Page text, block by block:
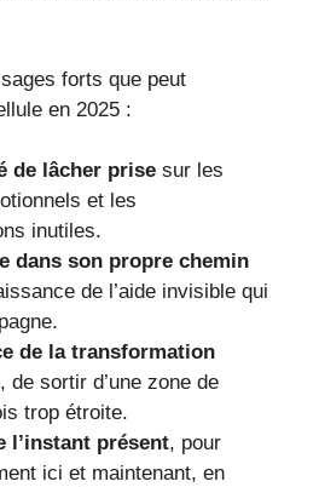
forts que peut
en 2025 :
de lâcher prise sur les
et les
inutiles.
dans son propre chemin
de l’aide invisible qui
de la transformation
, de sortir d’une zone de
trop étroite.
l’instant présent, pour
ici et maintenant, en